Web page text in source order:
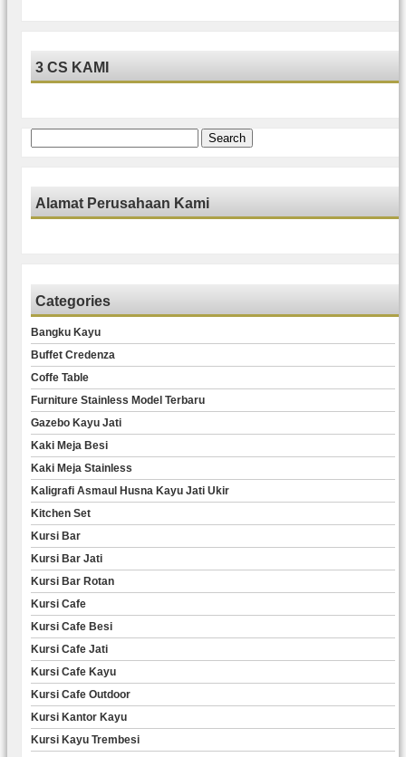
3 CS KAMI
for:
Alamat Perusahaan Kami
Categories
Bangku Kayu
Buffet Credenza
Coffe Table
Furniture Stainless Model Terbaru
Gazebo Kayu Jati
Kaki Meja Besi
Kaki Meja Stainless
Kaligrafi Asmaul Husna Kayu Jati Ukir
Kitchen Set
Kursi Bar
Kursi Bar Jati
Kursi Bar Rotan
Kursi Cafe
Kursi Cafe Besi
Kursi Cafe Jati
Kursi Cafe Kayu
Kursi Cafe Outdoor
Kursi Kantor Kayu
Kursi Kayu Trembesi